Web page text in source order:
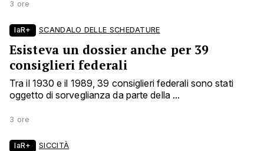
3 ore
laR+ SCANDALO DELLE SCHEDATURE
Esisteva un dossier anche per 39
consiglieri federali
Tra il 1930 e il 1989, 39 consiglieri federali sono stati
oggetto di sorveglianza da parte della ...
3 ore
laR+ SICCITÀ